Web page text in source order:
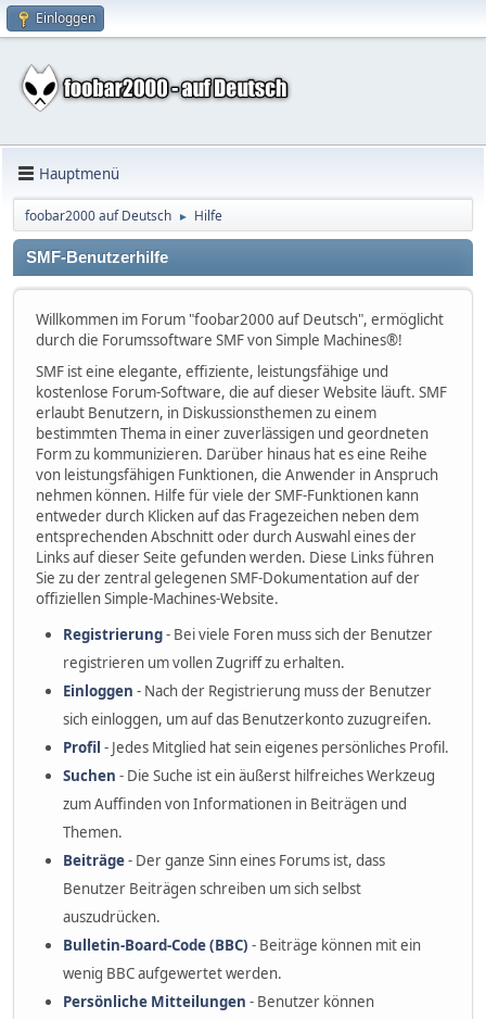
Einloggen
Hauptmenü
foobar2000 auf Deutsch ► Hilfe
SMF-Benutzerhilfe
Willkommen im Forum "foobar2000 auf Deutsch", ermöglicht
durch die Forumssoftware SMF von Simple Machines®!
SMF ist eine elegante, effiziente, leistungsfähige und
kostenlose Forum-Software, die auf dieser Website läuft. SMF
erlaubt Benutzern, in Diskussionsthemen zu einem
bestimmten Thema in einer zuverlässigen und geordneten
Form zu kommunizieren. Darüber hinaus hat es eine Reihe
von leistungsfähigen Funktionen, die Anwender in Anspruch
nehmen können. Hilfe für viele der SMF-Funktionen kann
entweder durch Klicken auf das Fragezeichen neben dem
entsprechenden Abschnitt oder durch Auswahl eines der
Links auf dieser Seite gefunden werden. Diese Links führen
Sie zu der zentral gelegenen SMF-Dokumentation auf der
offiziellen Simple-Machines-Website.
Registrierung- Bei viele Foren muss sich der Benutzer
registrieren um vollen Zugriff zu erhalten.
Einloggen - Nach der Registrierung muss der Benutzer
sich einloggen, um auf das Benutzerkonto zuzugreifen.
Profil - Jedes Mitglied hat sein eigenes persönliches Profil.
Suchen - Die Suche ist ein äußerst hilfreiches Werkzeug
zum Auffinden von Informationen in Beiträgen und
Themen.
Beiträge- Der ganze Sinn eines Forums ist, dass
Benutzer Beiträgen schreiben um sich selbst
auszudrücken.
Bulletin-Board-Code (BBC) - Beiträge können mit ein
wenig BBC aufgewertet werden.
Persönliche Mitteilungen - Benutzer können